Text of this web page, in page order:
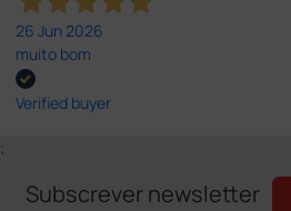
26 Jun 2026
muito bom
Verified buyer
;
Subscrever newsletter